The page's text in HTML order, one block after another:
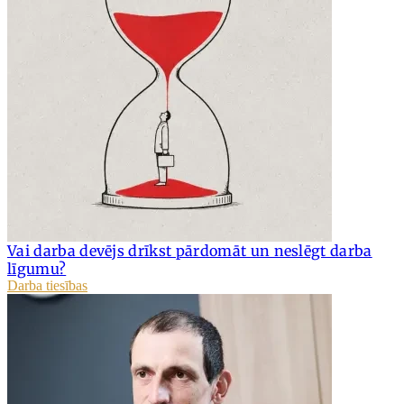
Vai darba devējs drīkst pārdomāt un neslēgt darba
līgumu?
Darba tiesības